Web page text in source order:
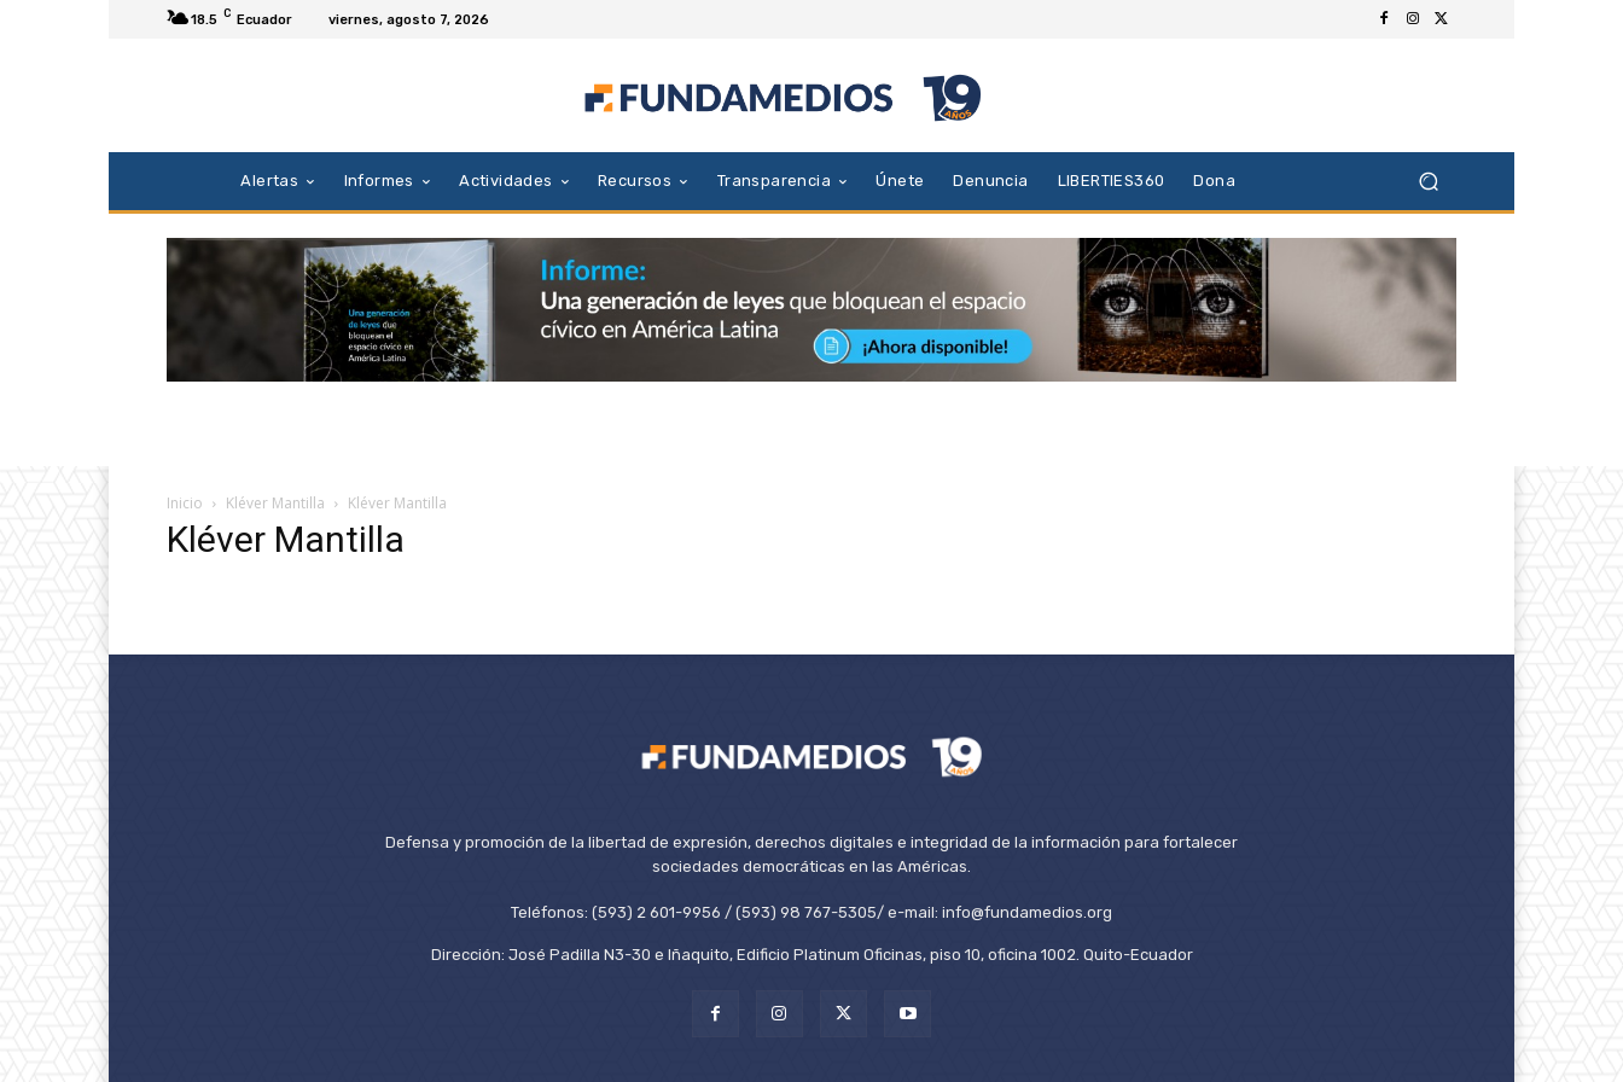
18.5 C Ecuador viernes, agosto 7, 2026
Alertas Informes Actividades Recursos Transparencia Únete Denuncia LIBERTIES360 Dona
Inicio Kléver Mantilla Kléver Mantilla
Kléver Mantilla
Defensa y promoción de la libertad de expresión, derechos digitales e integridad de la información para fortalecer
sociedades democráticas en las Américas.
Teléfonos: (593) 2 601-9956 / (593) 98 767-5305/ e-mail: info@fundamedios.org
Dirección: José Padilla N3-30 e Iñaquito, Edificio Platinum Oficinas, piso 10, oficina 1002. Quito-Ecuador